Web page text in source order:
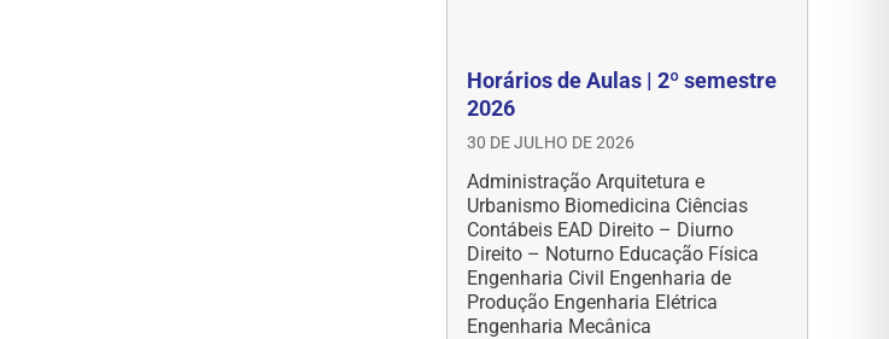
Horários de Aulas | 2º semestre
2026
30 DE JULHO DE 2026
Administração Arquitetura e
Urbanismo Biomedicina Ciências
Contábeis EAD Direito – Diurno
Direito – Noturno Educação Física
Engenharia Civil Engenharia de
Produção Engenharia Elétrica
Engenharia Mecânica